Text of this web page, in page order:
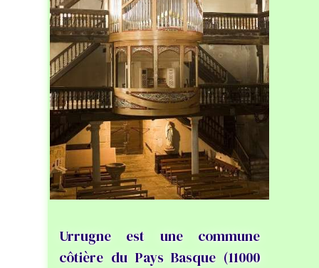
Urrugne est une commune
côtière du Pays Basque (11000